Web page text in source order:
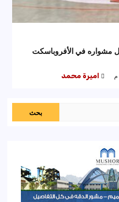
مشواره في الأفروباسكت
اميرة محمد